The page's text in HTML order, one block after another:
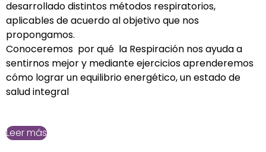
desarrollado distintos métodos respiratorios,
aplicables de acuerdo al objetivo que nos
propongamos.
Conoceremos por qué la Respiración nos ayuda a
sentirnos mejor y mediante ejercicios aprenderemos
cómo lograr un equilibrio energético, un estado de
salud integral
Leer más